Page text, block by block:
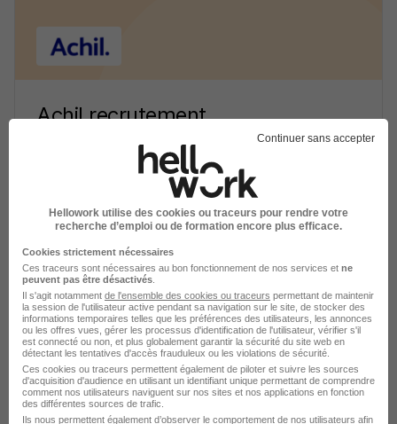
Achil recrutement
Recrutement - Placement - Conseils RH
Adsearch recrutement
Continuer sans accepter
Hellowork utilise des cookies ou traceurs pour rendre votre
recherche d’emploi ou de formation encore plus efficace.
Cookies strictement nécessaires
Ces traceurs sont nécessaires au bon fonctionnement de nos services et ne
peuvent pas être désactivés
Il s'agit notamment de l'ensemble des cookies ou traceurs permettant de maintenir
la session de l'utilisateur active pendant sa navigation sur le site, de stocker des
informations temporaires telles que les préférences des utilisateurs, les annonces
ou les offres vues, gérer les processus d'identification de l'utilisateur, vérifier s'il
est connecté ou non, et plus globalement garantir la sécurité du site web en
détectant les tentatives d'accès frauduleux ou les violations de sécurité.
Ces cookies ou traceurs permettent également de piloter et suivre les sources
d'acquisition d'audience en utilisant un identifiant unique permettant de comprendre
comment nos utilisateurs naviguent sur nos sites et nos applications en fonction
des différentes sources de trafic.
Ils nous permettent également d’observer le comportement de nos utilisateurs afin